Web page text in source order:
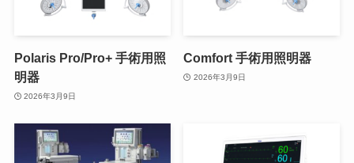
Polaris Pro/Pro+ 手術用照
明器
2026年3月9日
Comfort 手術用照明器
2026年3月9日